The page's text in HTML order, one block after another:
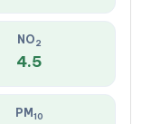
NO2
4.5
PM 10